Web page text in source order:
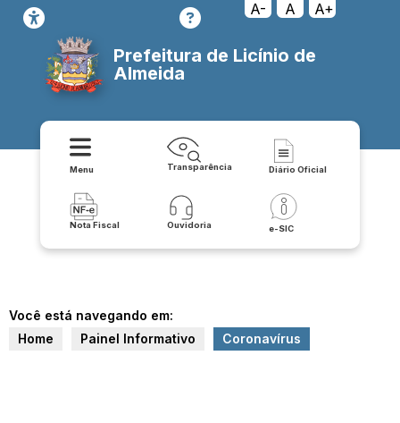
A- A A+
Prefeitura de Licínio de
Almeida
Menu Transparência Diário Oficial
Nota Fiscal Ouvidoria e-SIC
Você está navegando em:
Home
Painel Informativo Coronavírus